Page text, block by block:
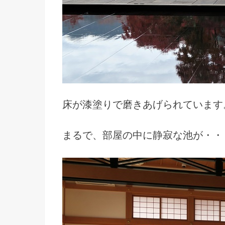
床が漆塗りで磨きあげられていま
まるで、部屋の中に静寂な池が・